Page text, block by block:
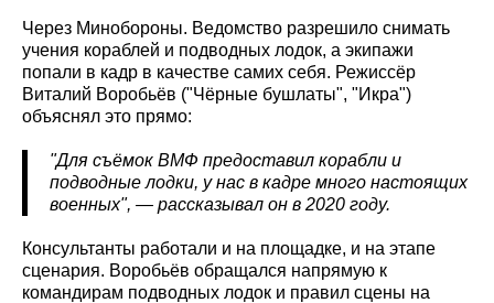
Через Минобороны. Ведомство разрешило снимать
учения кораблей и подводных лодок, а экипажи
попали в кадр в качестве самих себя. Режиссёр
Виталий Воробьёв ("Чёрные бушлаты", "Икра")
объяснял это прямо:
"Для съёмок ВМФ предоставил корабли и
подводные лодки, у нас в кадре много настоящих
военных", — рассказывал он в 2020 году.
Консультанты работали и на площадке, и на этапе
сценария. Воробьёв обращался напрямую к
командирам подводных лодок и правил сцены на